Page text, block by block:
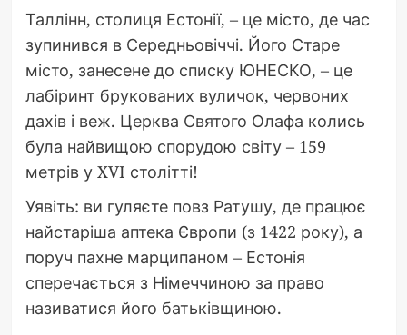
Таллінн, столиця Естонії, – це місто, де час
зупинився в Середньовіччі. Його Старе
місто, занесене до списку ЮНЕСКО, – це
лабіринт брукованих вуличок, червоних
дахів і веж. Церква Святого Олафа колись
була найвищою спорудою світу – 159
метрів у XVI столітті!
Уявіть: ви гуляєте повз Ратушу, де працює
найстаріша аптека Європи (з 1422 року), а
поруч пахне марципаном – Естонія
сперечається з Німеччиною за право
називатися його батьківщиною.